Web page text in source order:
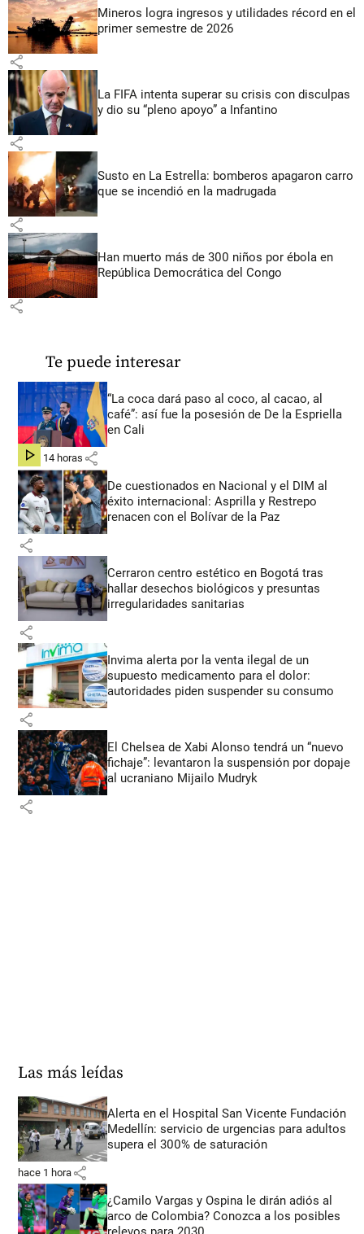
Mineros logra ingresos y utilidades récord en el
primer semestre de 2026
share
La FIFA intenta superar su crisis con disculpas
y dio su “pleno apoyo” a Infantino
share
Susto en La Estrella: bomberos apagaron carro
que se incendió en la madrugada
share
Han muerto más de 300 niños por ébola en
República Democrática del Congo
share
Te puede interesar
“La coca dará paso al coco, al cacao, al
café”: así fue la posesión de De la Espriella
en Cali
hace 14 horas share
De cuestionados en Nacional y el DIM al
éxito internacional: Asprilla y Restrepo
renacen con el Bolívar de la Paz
share
Cerraron centro estético en Bogotá tras
hallar desechos biológicos y presuntas
irregularidades sanitarias
share
Invima alerta por la venta ilegal de un
supuesto medicamento para el dolor:
autoridades piden suspender su consumo
share
El Chelsea de Xabi Alonso tendrá un “nuevo
fichaje”: levantaron la suspensión por dopaje
al ucraniano Mijailo Mudryk
share
Las más leídas
Alerta en el Hospital San Vicente Fundación
Medellín: servicio de urgencias para adultos
supera el 300% de saturación
hace 1 hora share
¿Camilo Vargas y Ospina le dirán adiós al
arco de Colombia? Conozca a los posibles